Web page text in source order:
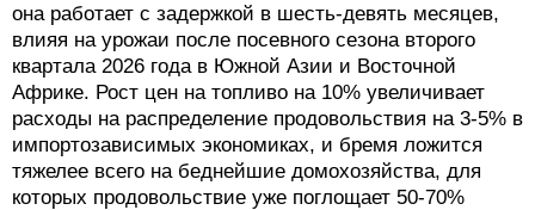
она работает с задержкой в шесть-девять месяцев,
влияя на урожаи после посевного сезона второго
квартала 2026 года в Южной Азии и Восточной
Африке. Рост цен на топливо на 10% увеличивает
расходы на распределение продовольствия на 3-5% в
импортозависимых экономиках, и бремя ложится
тяжелее всего на беднейшие домохозяйства, для
которых продовольствие уже поглощает 50-70%